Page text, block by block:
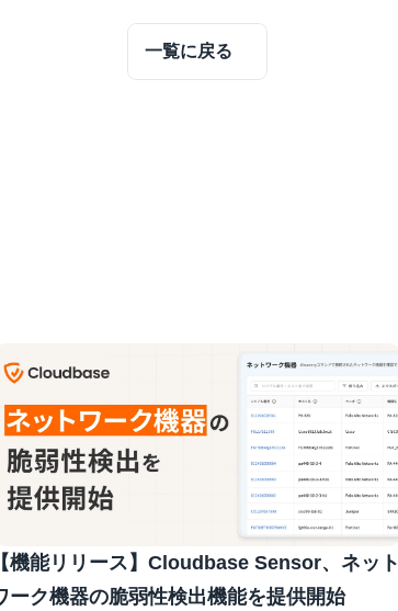
一覧に戻る
【機能リリース】Cloudbase Sensor、ネット
ーク機器の脆弱性検出機能を提供開始